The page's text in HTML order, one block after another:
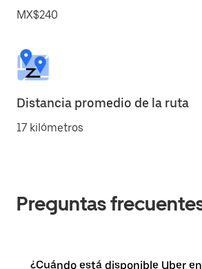
MX$240
Distancia promedio de la ruta
17 kilómetros
Preguntas
¿Cuándo está disponible Uber en